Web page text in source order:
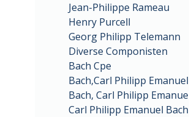
Jean-Philippe Rameau
Henry Purcell
Georg Philipp Telemann
Diverse Componisten
Bach Cpe
Bach,Carl Philipp Emanuel
Bach, Carl Philipp
Carl Philipp Emanuel Bach